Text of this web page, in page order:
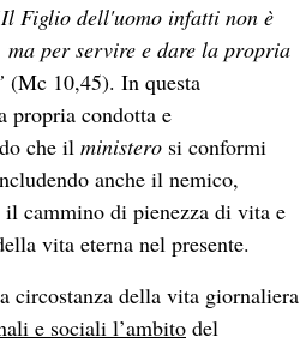
Figlio dell'uomo infatti non è
ma per servire e dare la propria
(Mc 10,45). In questa
propria condotta e
che il ministero si conformi
anche il nemico,
il cammino di pienezza di vita e
vita eterna nel presente.
circostanza della vita giornaliera
e sociali l’ambito del